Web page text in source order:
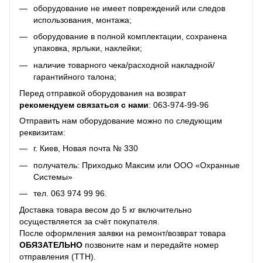
оборудование не имеет повреждений или следов
использования, монтажа;
оборудование в полной комплектации, сохранена
упаковка, ярлыки, наклейки;
наличие товарного чека/расходной накладной/
гарантийного талона;
Перед отправкой оборудования на возврат
рекомендуем связаться с нами: 063-974-99-96
Отправить нам оборудование можно по следующим
реквизитам:
г. Киев, Новая почта № 330
получатель: Приходько Максим или ООО «Охранные
Системы»
тел. 063 974 99 96
Доставка товара весом до 5 кг включительно
осуществляется за счёт покупателя.
После оформления заявки на ремонт/возврат товара
ОБЯЗАТЕЛЬНО позвоните нам и передайте номер
отправления (ТТН).